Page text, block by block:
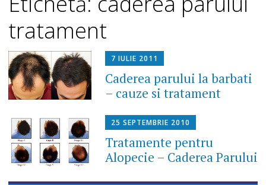
tratament
7 IULIE 2011
Caderea parului la barbati
– cauze si tratament
25 SEPTEMBRIE 2010
Tratamente pentru
Alopecie – Caderea Parului